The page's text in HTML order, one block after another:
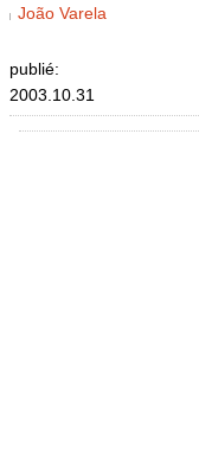
João Varela
publié:
2003.10.31